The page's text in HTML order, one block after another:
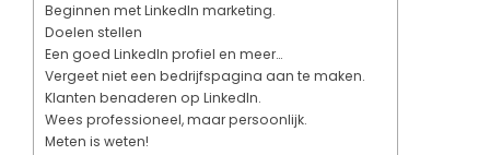
Beginnen met LinkedIn marketing.
Doelen stellen
Een goed LinkedIn profiel en meer…
Vergeet niet een bedrijfspagina aan te maken.
Klanten benaderen op LinkedIn.
Wees professioneel, maar persoonlijk.
Meten is weten!